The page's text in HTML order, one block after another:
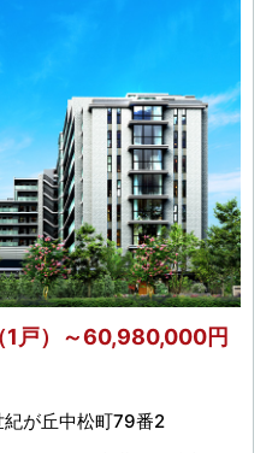
戸）～60,980,000円
が丘中松町79番2